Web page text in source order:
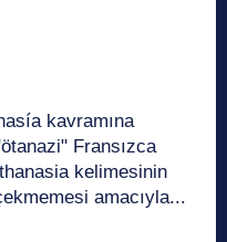
kavramına
Fransızca
kelimesinin
amacıyla...